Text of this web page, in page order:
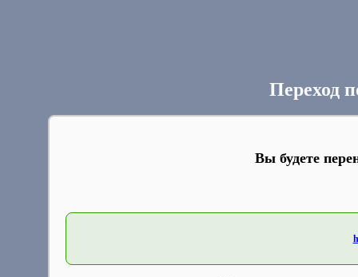
Переход
Вы будете